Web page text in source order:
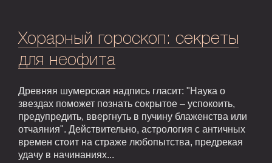
Хорарный гороскоп: секреты
для неофита
Древняя шумерская надпись гласит: "Наука о
звездах поможет познать сокрытое – успокоить,
предупредить, ввергнуть в пучину блаженства или
отчаяния". Действительно, астрология с античных
времен стоит на страже любопытства, предрекая
удачу в начинаниях...